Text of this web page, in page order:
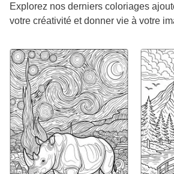
Explorez nos derniers coloriages
votre créativité et donner vie à votre